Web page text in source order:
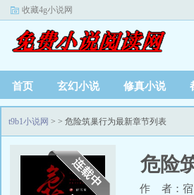
收藏4g小说网
首页 玄幻小说 修真小说
t9b1小说网 > > 危险筑巢行为最新章节列表
危险
作 者：宿